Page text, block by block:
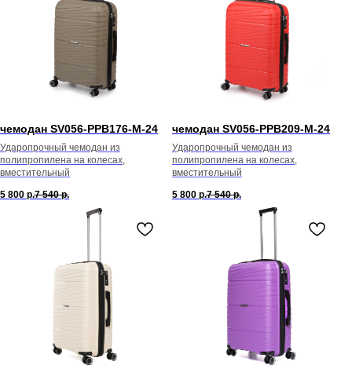
чемодан SV056-PPB176-М-24
Ударопрочный чемодан из
полипропилена на колесах,
вместительный
5 800 р.7 540 р.
чемодан SV056-PPB209-М-24
Ударопрочный чемодан из
полипропилена на колесах,
вместительный
5 800 р.7 540 р.